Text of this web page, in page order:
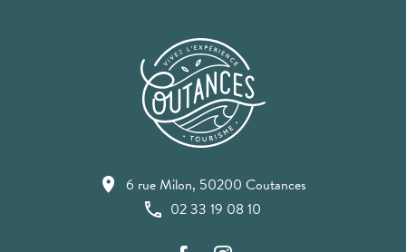
6 rue Milon, 50200 Coutances
02 33 19 08 10